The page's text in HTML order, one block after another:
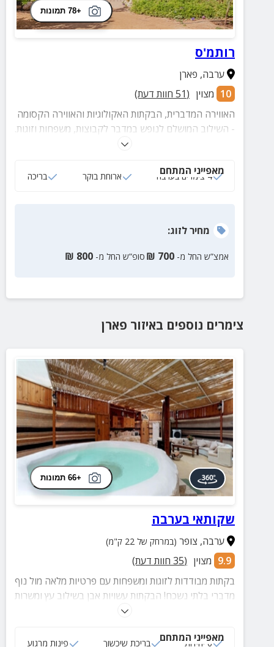
+78 תמונות
רותמ'ס
ערבה, פארן
10 מצוין (
51 חוות דעת)
האווירה המדברית, הבקתות האקולוגיות והאווירה הקסומה
- השילוב המושלם לנופש במדבר לקבוצות, משפחות וזוגות.
מתחם אקולוגי המשלב איכות עם הפשטות של המדבר.
מאפייני המתחם
4 צימרים בערבה ארוחת בוקר בריכה
מחירלזוג:
אמצ”ש החל מ- 700
₪ סופ”ש החל מ- 800
₪
צימרים נוספים באיזור פארן
+66 תמונות
שקותאי בערבה
ערבה, צופר (במרחק של 22 ק"מ)
9.9 מצוין (
35 חוות דעת)
בקתות מבודדות לזוגות ומשפחות עם פרטיות מלאה מול נוף
מדברי בלתי נשכח! הבקתות עשויות אבן בשילוב עץ ומשרות
מאפייני המתחם
6 יחידות בריכת שיכשוך פינות מרגוע